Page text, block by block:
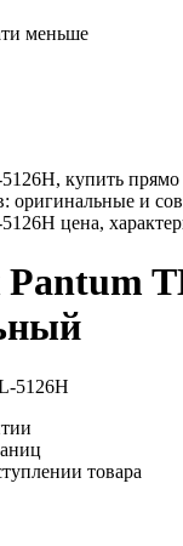
меньше
купить
оригинальные и
цена,
5126H
товара